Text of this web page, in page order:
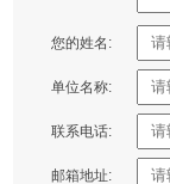
您的姓名:
单位名称:
联系电话:
邮箱地址: